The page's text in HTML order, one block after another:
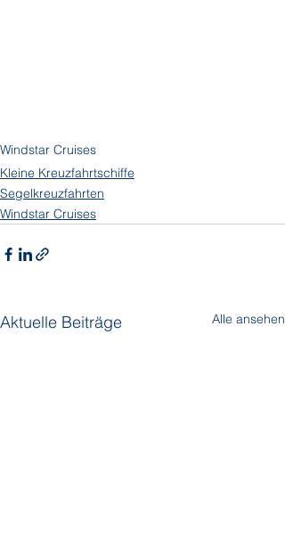
Windstar Cruises
Kleine Kreuzfahrtschiffe
Segelkreuzfahrten
Windstar Cruises
Aktuelle Beiträge Alle ansehen